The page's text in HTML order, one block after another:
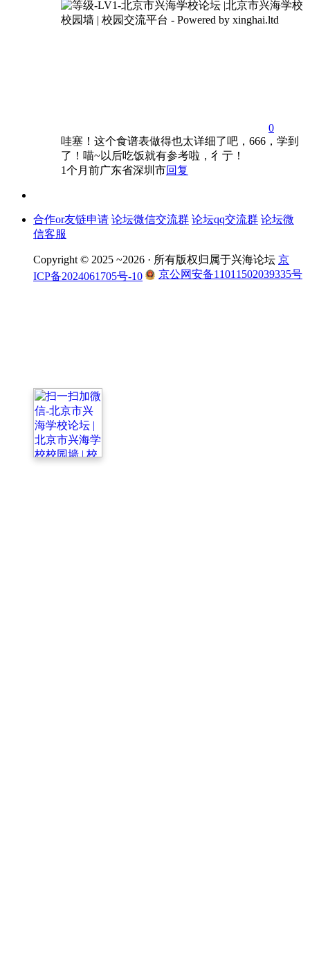
0
哇塞！这个食谱表做得也太详细了吧，666，学到
了！喵~以后吃饭就有参考啦，彳亍！
1个月前广东省深圳市回复
合作or友链申请 论坛微信交流群 论坛qq交流群 论坛微
信客服
Copyright © 2025 ~2026 · 所有版权归属于兴海论坛 京
ICP备2024061705号-10
京公网安备11011502039335号